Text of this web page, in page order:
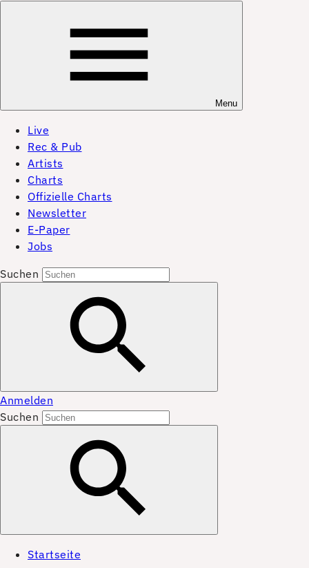
Menu
Live
Rec & Pub
Artists
Charts
Offizielle Charts
Newsletter
E-Paper
Jobs
Suchen
Anmelden
Suchen
Startseite